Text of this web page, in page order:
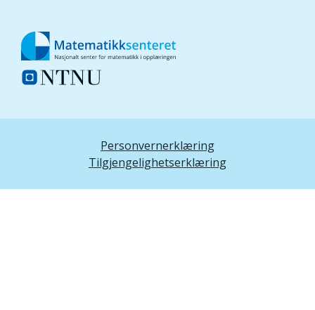
Personvernerklæring
Tilgjengelighetserklæring